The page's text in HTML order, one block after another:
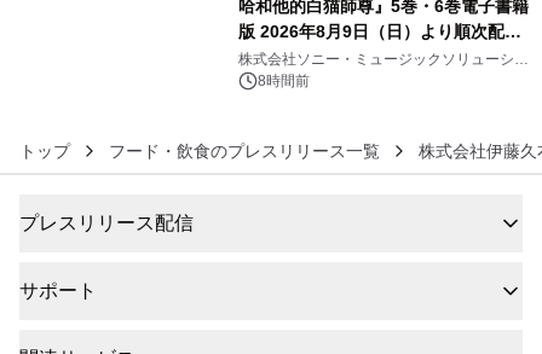
哈和他的白猫師尊』5巻・6巻電子書籍
版 2026年8月9日（日）より順次配信
開始
株式会社ソニー・ミュージックソリューショ
ンズ8時間前
トップ フード・飲食のプレスリリース一覧 株式会社伊藤久
プレスリリース配信
サポート